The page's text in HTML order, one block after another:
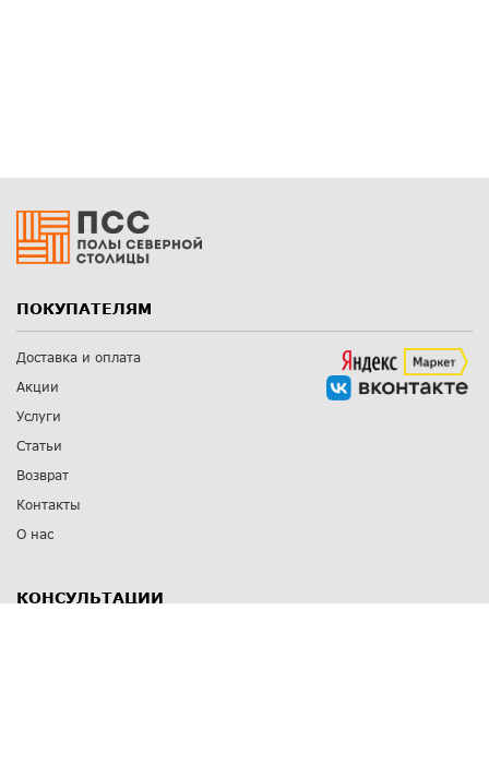
ПОКУПАТЕЛЯМ
Доставка и оплата
Акции
Услуги
Статьи
Возврат
Контакты
О нас
КОНСУЛЬТАЦИИ